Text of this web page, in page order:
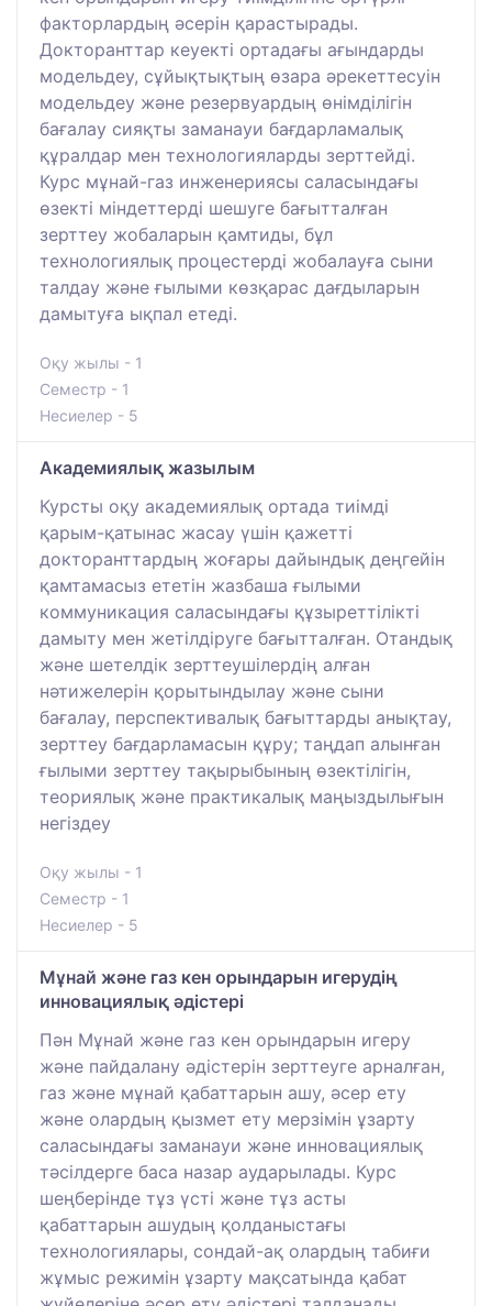
факторлардың әсерін қарастырады.
Докторанттар кеуекті ортадағы ағындарды
модельдеу, сұйықтықтың өзара әрекеттесуін
модельдеу және резервуардың өнімділігін
бағалау сияқты заманауи бағдарламалық
құралдар мен технологияларды зерттейді.
Курс мұнай-газ инженериясы саласындағы
өзекті міндеттерді шешуге бағытталған
зерттеу жобаларын қамтиды, бұл
технологиялық процестерді жобалауға сыни
талдау және ғылыми көзқарас дағдыларын
дамытуға ықпал етеді.
Оқу жылы - 1
Семестр - 1
Несиелер - 5
Академиялық жазылым
Курсты оқу академиялық ортада тиімді
қарым-қатынас жасау үшін қажетті
докторанттардың жоғары дайындық деңгейін
қамтамасыз ететін жазбаша ғылыми
коммуникация саласындағы құзыреттілікті
дамыту мен жетілдіруге бағытталған. Отандық
және шетелдік зерттеушілердің алған
нәтижелерін қорытындылау және сыни
бағалау, перспективалық бағыттарды анықтау,
зерттеу бағдарламасын құру; таңдап алынған
ғылыми зерттеу тақырыбының өзектілігін,
теориялық және практикалық маңыздылығын
негіздеу
Оқу жылы - 1
Семестр - 1
Несиелер - 5
Мұнай және газ кен орындарын игерудің
инновациялық әдістері
Пән Мұнай және газ кен орындарын игеру
және пайдалану әдістерін зерттеуге арналған,
газ және мұнай қабаттарын ашу, әсер ету
және олардың қызмет ету мерзімін ұзарту
саласындағы заманауи және инновациялық
тәсілдерге баса назар аударылады. Курс
шеңберінде тұз үсті және тұз асты
қабаттарын ашудың қолданыстағы
технологиялары, сондай-ақ олардың табиғи
жұмыс режимін ұзарту мақсатында қабат